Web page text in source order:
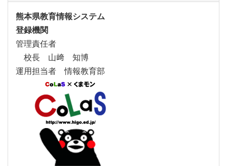
熊本県教育情報システム
登録機関
管理責任者
校長 山﨑 知博
運用担当者 情報教育部